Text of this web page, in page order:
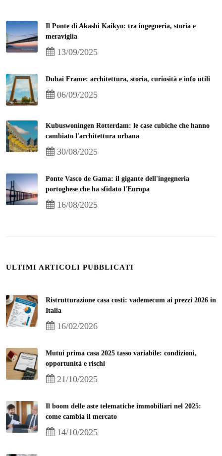
Il Ponte di Akashi Kaikyo: tra ingegneria, storia e
meraviglia
13/09/2025
Dubai Frame: architettura, storia, curiosità e info utili
06/09/2025
Kubuswoningen Rotterdam: le case cubiche che hanno
cambiato l'architettura urbana
30/08/2025
Ponte Vasco de Gama: il gigante dell'ingegneria
portoghese che ha sfidato l'Europa
16/08/2025
ULTIMI ARTICOLI PUBBLICATI
Ristrutturazione casa costi: vademecum ai prezzi 2026 in
Italia
16/02/2026
Mutui prima casa 2025 tasso variabile: condizioni,
opportunità e rischi
21/10/2025
Il boom delle aste telematiche immobiliari nel 2025:
come cambia il mercato
14/10/2025